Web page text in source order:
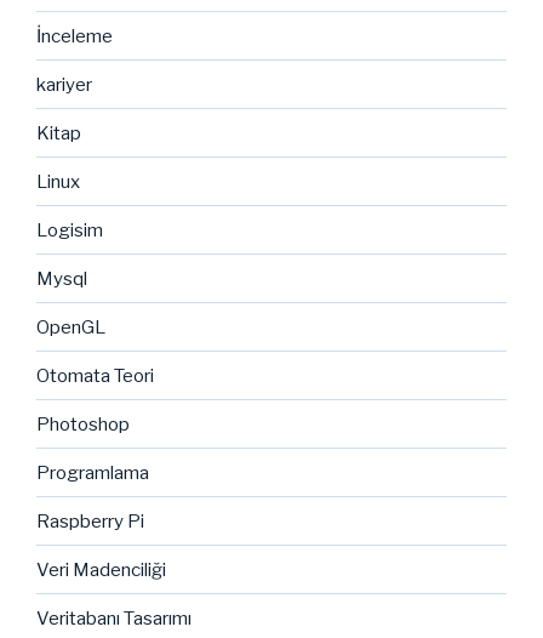
İnceleme
kariyer
Kitap
Linux
Logisim
Mysql
OpenGL
Otomata Teori
Photoshop
Programlama
Raspberry Pi
Veri Madenciliği
Veritabanı Tasarımı